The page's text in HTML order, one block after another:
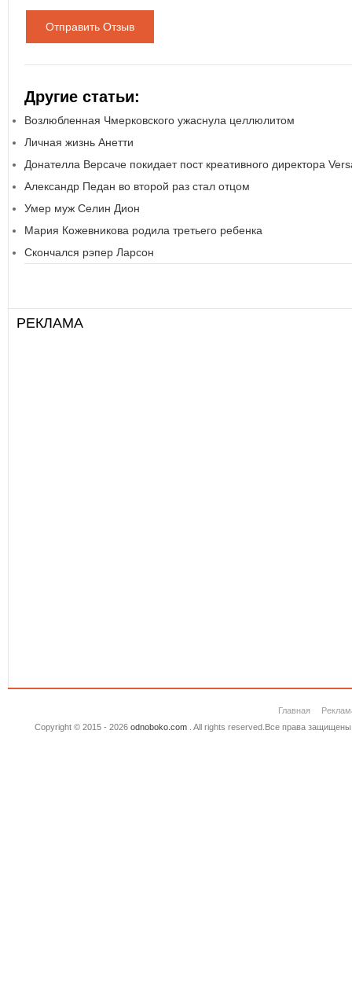
Отправить Отзыв
Другие статьи:
Возлюбленная Чмерковского ужаснула целлюлитом
Личная жизнь Анетти
Донателла Версаче покидает пост креативного директора
Александр Педан во второй раз стал отцом
Умер муж Селин Дион
Мария Кожевникова родила третьего ребенка
Скончался рэпер Ларсон
РЕКЛАМА
Главная
Copyright © 2015 - 2026 odnoboko.com. All rights reserved.Все права защищены.